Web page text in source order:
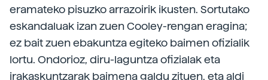
eramateko pisuzko arrazoirik ikusten. Sortutako
eskandaluak izan zuen Cooley-rengan eragina;
ez bait zuen ebakuntza egiteko baimen ofizialik
lortu. Ondorioz, diru-laguntza ofizialak eta
irakaskuntzarak baimena galdu zituen, eta aldi